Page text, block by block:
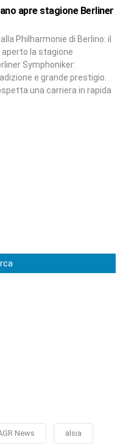
apre stagione Berliner
Philharmonie di Berlino: il
aperto la stagione
Symphoniker:
e grande prestigio.
una carriera in rapida
News alsia